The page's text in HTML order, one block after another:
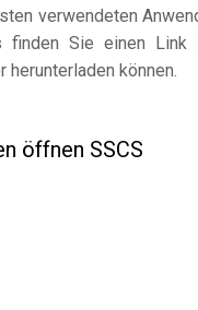
verwendeten
finden Sie einen
können.
öffnen SSCS